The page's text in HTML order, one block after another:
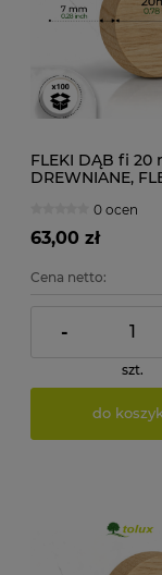
FLEKI DĄB fi 20
DREWNIANE,
0 ocen
63,00 zł
Cena netto:
-
szt.
do